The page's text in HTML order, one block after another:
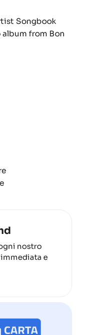
Songbook
from Bon
nostro
e